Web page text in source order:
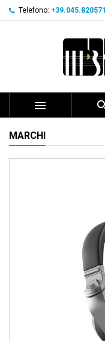
Telefono:

MARCHI